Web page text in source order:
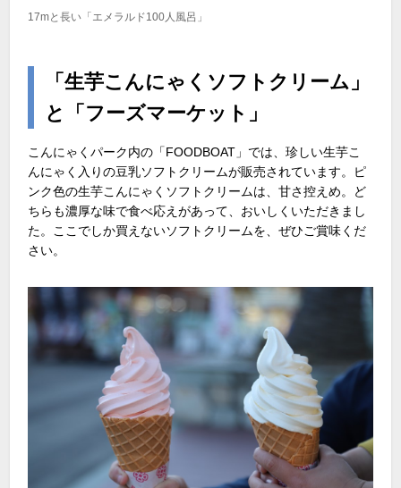
17mと長い「エメラルド100人風呂」
「生芋こんにゃくソフトクリーム」
と「フーズマーケット」
こんにゃくパーク内の「FOODBOAT」では、珍しい生芋こ
んにゃく入りの豆乳ソフトクリームが販売されています。ピ
ンク色の生芋こんにゃくソフトクリームは、甘さ控えめ。ど
ちらも濃厚な味で食べ応えがあって、おいしくいただきまし
た。ここでしか買えないソフトクリームを、ぜひご賞味くだ
さい。